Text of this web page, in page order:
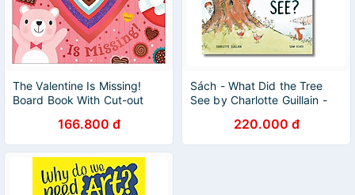
The Valentine Is Missing!
Board Book With Cut-out
166.800 đ
Sách - What Did the Tree
See by Charlotte Guillain -
English - Ngoại Văn
220.000 đ